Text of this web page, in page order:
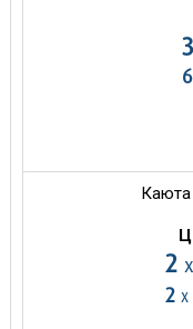
Каюта
2 х
2 х